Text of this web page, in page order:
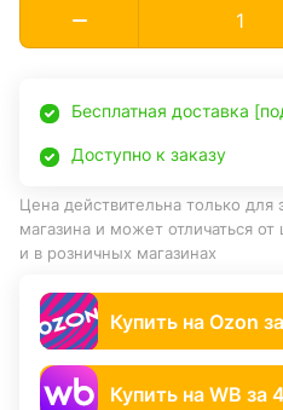
Бесплатная доставка
Доступно к заказу
Цена действительна только для
магазина и может отличаться
и в розничных магазинах
Купить на Ozon
Купить на WB за